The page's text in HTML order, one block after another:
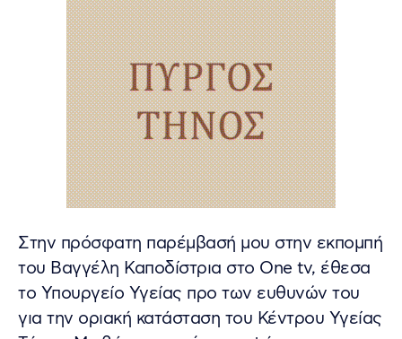
Στην πρόσφατη παρέμβασή μου στην εκπομπή
του Βαγγέλη Καποδίστρια στο One tv, έθεσα
το Υπουργείο Υγείας προ των ευθυνών του
για την οριακή κατάσταση του Κέντρου Υγείας